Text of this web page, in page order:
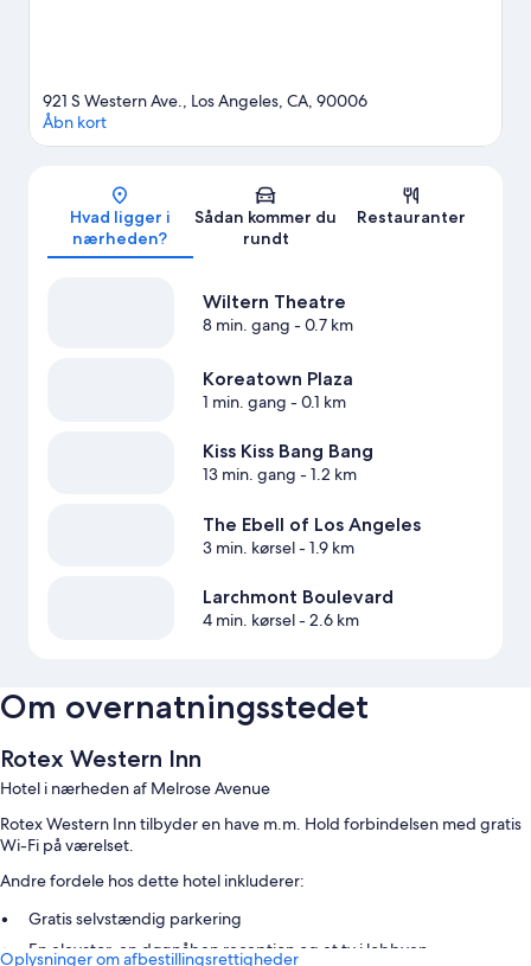
Kort
921 S Western Ave., Los Angeles, CA, 90006
Åbn kort
Hvad ligger i
nærheden?
Sådan kommer du
rundt
Restauranter
Wiltern Theatre
8 min. gang - 0.7 km
Koreatown Plaza
1 min. gang - 0.1 km
Kiss Kiss Bang Bang
13 min. gang - 1.2 km
The Ebell of Los Angeles
3 min. kørsel- 1.9 km
Larchmont Boulevard
4 min. kørsel- 2.6 km
Om overnatningsstedet
Rotex Western Inn
Hotel i nærheden af Melrose Avenue
Rotex Western Inn tilbyder en have m.m. Hold forbindelsen med gratis
Wi-Fi på værelset.
Andre fordele hos dette hotel inkluderer:
Gratis selvstændig parkering
En elevator, en døgnåben reception og et tv i lobbyen
Oplysninger om afbestillingsrettigheder